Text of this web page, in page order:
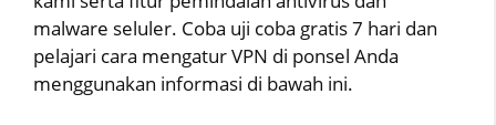
malware seluler. Coba uji coba gratis 7 hari dan
pelajari cara mengatur VPN di ponsel Anda
menggunakan informasi di bawah ini.